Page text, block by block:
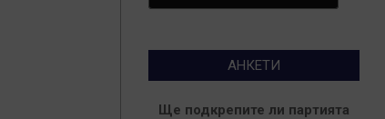
АНКЕТИ
Ще подкрепите ли партията